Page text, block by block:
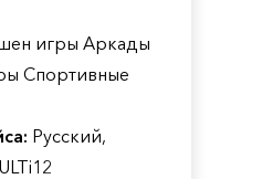
игры Аркады
Спортивные
Русский,